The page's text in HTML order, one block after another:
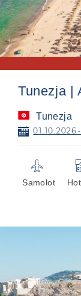
Tunezja |
Tunezja
📅 01.10.2026
✈
Samolot